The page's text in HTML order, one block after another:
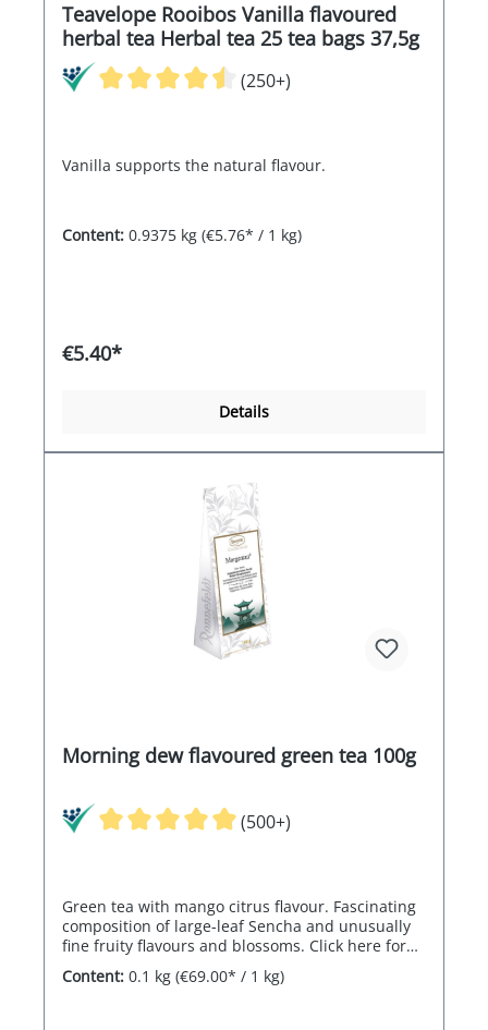
Teavelope Rooibos Vanilla flavoured
herbal tea Herbal tea 25 tea bags 37,5g
(250+)
Vanilla supports the natural flavour.
Content: 0.9375 kg (€5.76* / 1 kg)
€5.40*
Details
Morning dew flavoured green tea 100g
(500+)
Green tea with mango citrus flavour. Fascinating
composition of large-leaf Sencha and unusually
fine fruity flavours and blossoms. Click here for
the chocolate to go with the tea.
Content: 0.1 kg (€69.00* / 1 kg)